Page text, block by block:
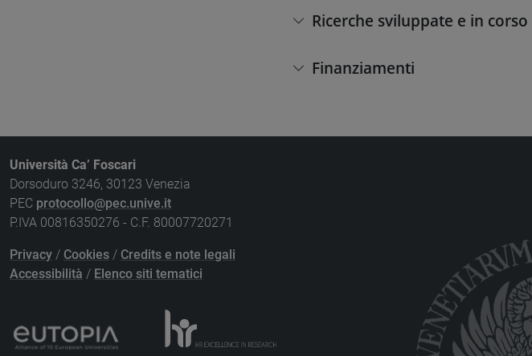
Ricerche sviluppate e in corso
Finanziamenti
Università Ca’ Foscari
Dorsoduro 3246, 30123 Venezia
PEC protocollo@pec.unive.it
P.IVA 00816350276 - C.F. 80007720271
Privacy / Cookies / Credits e note legali
Accessibilità / Elenco siti tematici